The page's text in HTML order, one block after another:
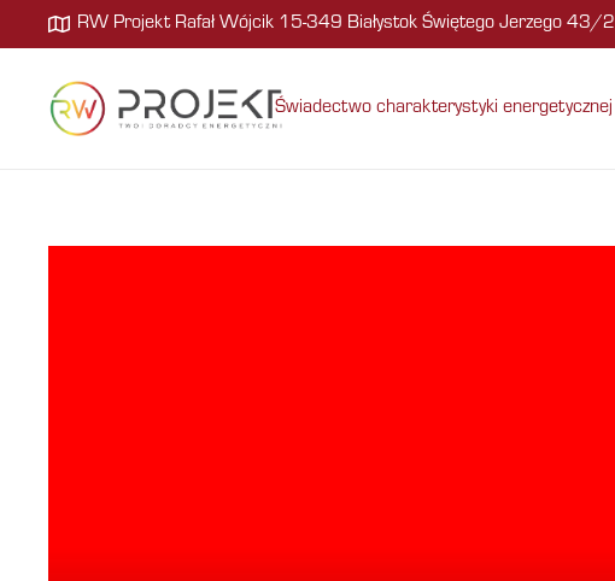
RW Projekt Rafał Wójcik 15-349 Białystok Świętego Jerzego 43/2
Świadectwo charakterystyki energetycznej